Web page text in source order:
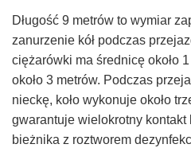
Długość 9 metrów to wymiar
zanurzenie kół podczas
ciężarówki ma średnicę około
około 3 metrów. Podczas
nieckę, koło wykonuje około
gwarantuje wielokrotny kontakt
bieżnika z roztworem